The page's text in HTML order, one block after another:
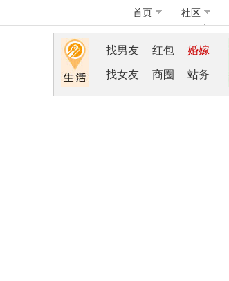
首页 社区
找男友 红包 婚嫁
找女友 商圈 站务